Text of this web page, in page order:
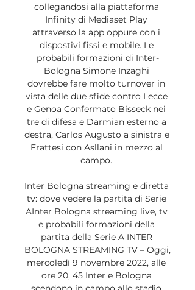
collegandosi alla piattaforma
Infinity di Mediaset Play
attraverso la app oppure con i
dispostivi fissi e mobile. Le
probabili formazioni di Inter-
Bologna Simone Inzaghi
dovrebbe fare molto turnover in
vista delle due sfide contro Lecce
e Genoa Confermato Bisseck nei
tre di difesa e Darmian esterno a
destra, Carlos Augusto a sinistra e
Frattesi con Asllani in mezzo al
campo.
Inter Bologna streaming e diretta
tv: dove vedere la partita di Serie
AInter Bologna streaming live, tv
e probabili formazioni della
partita della Serie A INTER
BOLOGNA STREAMING TV – Oggi,
mercoledì 9 novembre 2022, alle
ore 20, 45 Inter e Bologna